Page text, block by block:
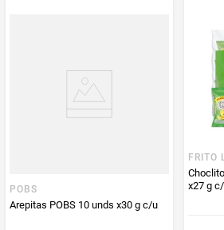
POBS
Arepitas POBS 10 unds x30 g c/u
FRITO
x27 g